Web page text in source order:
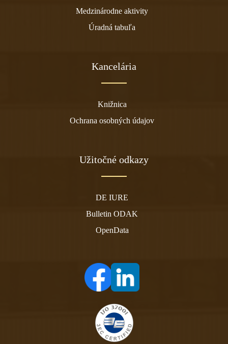
Medzinárodne aktivity
Úradná tabuľa
Kancelária
Knižnica
Ochrana osobných údajov
Užitočné odkazy
DE IURE
Bulletin ODAK
OpenData
(otvára sa v novom tabe)
(otvára sa v novom tabe)